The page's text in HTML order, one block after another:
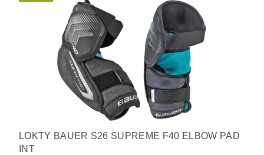
LOKTY BAUER S26 SUPREME F40 ELBOW PAD
INT